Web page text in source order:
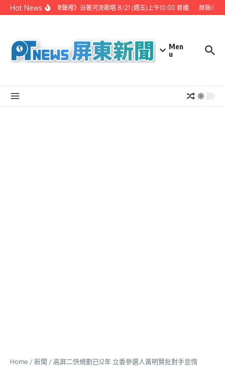
Skip to content
Hot News《 漫步樂聲裡》沿著河流歌唱 8/21 (週五)上午10:00 首播 屏縣府聯
Men
u
Home /新聞 /高屏二快規劃已12年 立委參選人黃明賢批對手怠惰